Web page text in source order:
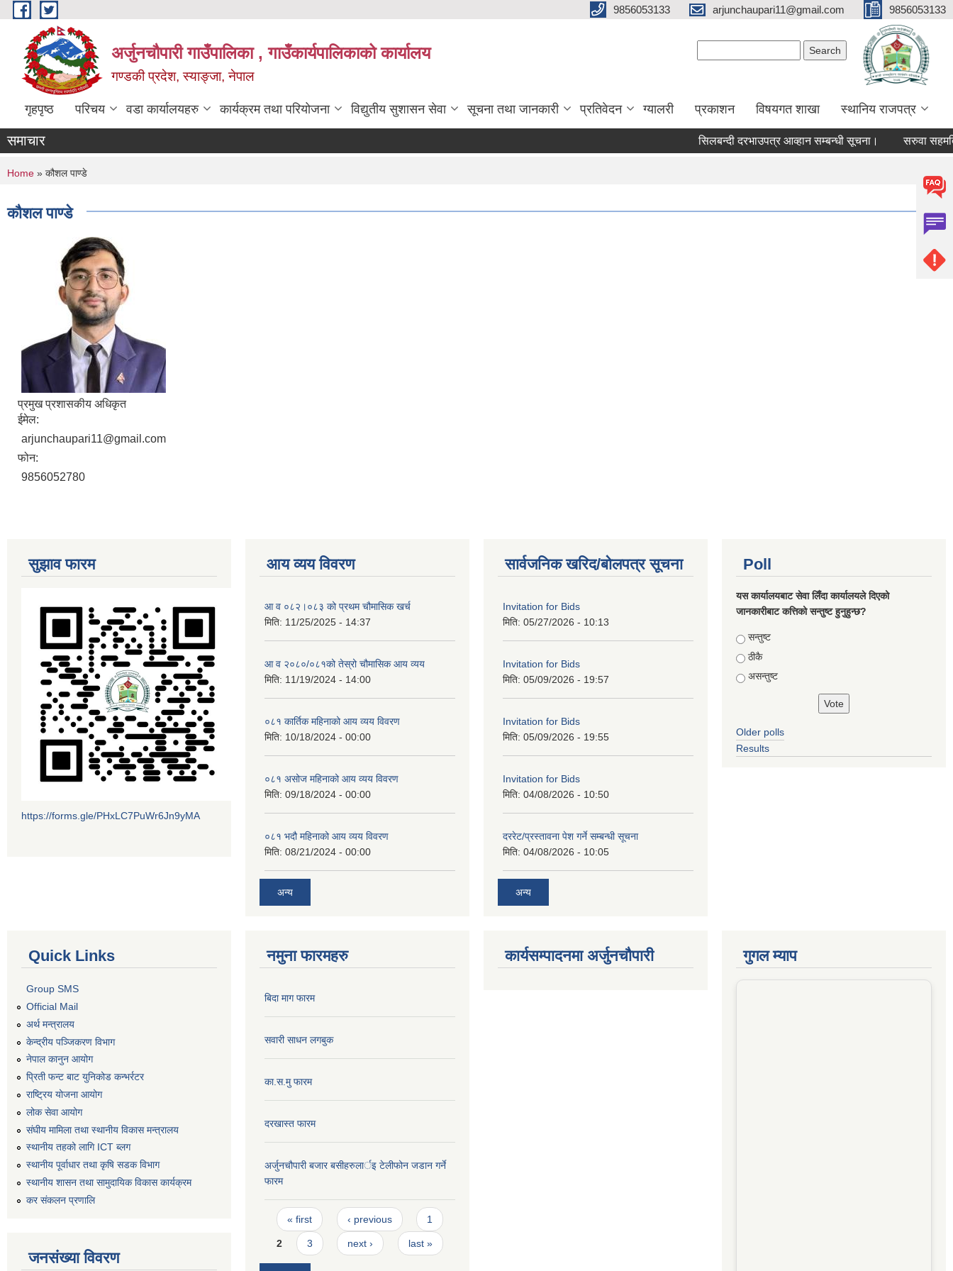
Skip to main content 9856053133 arjunchaupari11@gmail.com 9856053133
अर्जुनचौपारी गाउँपालिका , गाउँकार्यपालिकाको कार्यालय
गण्डकी प्रदेश, स्याङ्जा, नेपाल
गृहपृष्ठ परिचय वडा कार्यालयहरु कार्यक्रम तथा परियोजना विद्युतीय सुशासन सेवा सूचना तथा जानकारी प्रतिवेदन ग्यालरी प्रकाशन विषयगत शाखा स्थानिय राजपत्र
समाचार सिलबन्दी दरभाउपत्र आव्हान सम्बन्धी सूचना। सरुवा सहमतिका
You are here
Home » कौशल पाण्डे
कौशल पाण्डे
प्रमुख प्रशासकीय अधिकृत
ईमेल:
arjunchaupari11@gmail.com
फोन:
9856052780
सुझाव फारम
https://forms.gle/PHxLC7PuWr6Jn9yMA
आय व्यय विवरण
आ व ०८२।०८३ को प्रथम चौमासिक खर्च
मिति: 11/25/2025 - 14:37
आ व २०८०/०८१को तेस्रो चौमासिक आय व्यय
मिति: 11/19/2024 - 14:00
०८१ कार्तिक महिनाको आय व्यय विवरण
मिति: 10/18/2024 - 00:00
०८१ असोज महिनाको आय व्यय विवरण
मिति: 09/18/2024 - 00:00
०८१ भदौ महिनाको आय व्यय विवरण
मिति: 08/21/2024 - 00:00
अन्य
सार्वजनिक खरिद/बोलपत्र सूचना
Invitation for Bids
मिति: 05/27/2026 - 10:13
Invitation for Bids
मिति: 05/09/2026 - 19:57
Invitation for Bids
मिति: 05/09/2026 - 19:55
Invitation for Bids
मिति: 04/08/2026 - 10:50
दररेट/प्रस्तावना पेश गर्ने सम्बन्धी सूचना
मिति: 04/08/2026 - 10:05
अन्य
Poll
यस कार्यालयबाट सेवा लिँदा कार्यालयले दिएको
जानकारीबाट कत्तिको सन्तुष्ट हुनुहुन्छ?
Choices
सन्तुष्ट
ठीकै
असन्तुष्ट
Older polls
Results
Quick Links
Group SMS
Official Mail
अर्थ मन्त्रालय
केन्द्रीय पञ्जिकरण विभाग
नेपाल कानुन आयोग
प्रिती फन्ट बाट युनिकोड कन्भर्रटर
राष्ट्रिय योजना आयोग
लोक सेवा आयोग
संघीय मामिला तथा स्थानीय विकास मन्त्रालय
स्थानीय तहको लागि ICT ब्लग
स्थानीय पूर्वाधार तथा कृषि सडक विभाग
स्थानीय शासन तथा सामुदायिक विकास कार्यक्रम
कर स‌ंकलन प्रणालि
जनसंख्या विवरण
नमुना फारमहरु
बिदा माग फारम
सवारी साधन लगबुक
का.स.मु फारम
दरखास्त फारम
अर्जुनचौपारी बजार बसीहरुलार्इ टेलीफोन जडान गर्ने
फारम
Pages
« first ‹ previous 1
2 3 next › last »
कार्यसम्पादनमा अर्जुनचौपारी गुगल म्याप